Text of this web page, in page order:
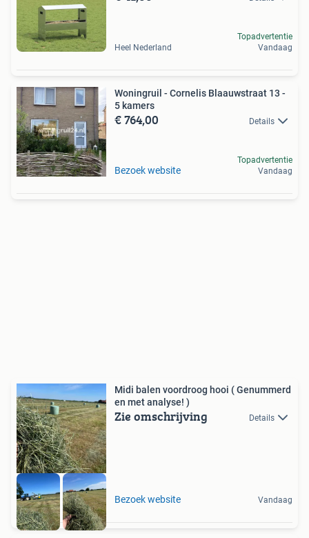
Heel Nederland
Topadvertentie
Vandaag
Woningruil - Cornelis Blaauwstraat 13 -
5 kamers
€ 764,00 Details
Bezoek website
Topadvertentie
Vandaag
Midi balen voordroog hooi ( Genummerd
en met analyse! )
Zie omschrijving Details
Bezoek website Vandaag